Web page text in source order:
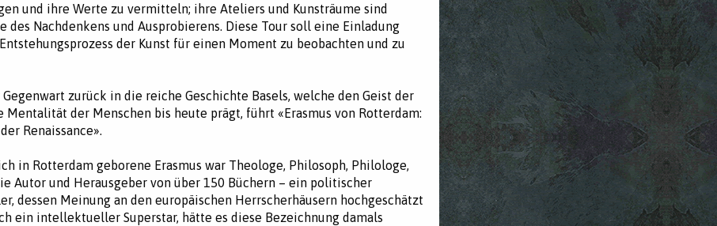
und ihre Werte zu vermitteln; ihre Ateliers und Kunsträume sind
des Nachdenkens und Ausprobierens. Diese Tour soll eine Einladung
der Kunst für einen Moment zu beobachten und zu
Gegenwart zurück in die reiche Geschichte Basels, welche den Geist der
Mentalität der Menschen bis heute prägt, führt «Erasmus von Rotterdam:
Renaissance».
in Rotterdam geborene Erasmus war Theologe, Philosoph, Philologe,
Autor und Herausgeber von über 150 Büchern – ein politischer
dessen Meinung an den europäischen Herrscherhäusern hochgeschätzt
ein intellektueller Superstar, hätte es diese Bezeichnung damals